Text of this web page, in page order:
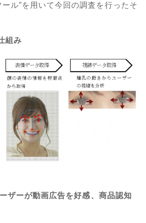
ル”を用いて今回の調査を行ったそ
組み
ザーが動画広告を好感、商品認知